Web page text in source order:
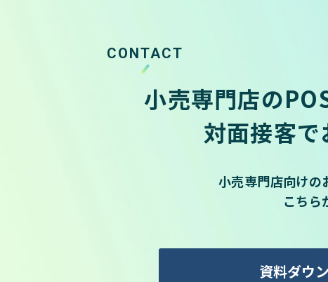
CONTACT
小売専門店の
対面接客
小売専門店向けの
こちら
資料ダウ